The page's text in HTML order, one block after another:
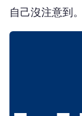
自己沒注意到。